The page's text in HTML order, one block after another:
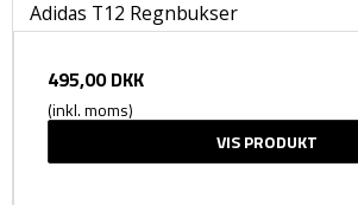
Adidas T12 Regnbukser
495,00 DKK
(inkl. moms)
VIS PRODUKT